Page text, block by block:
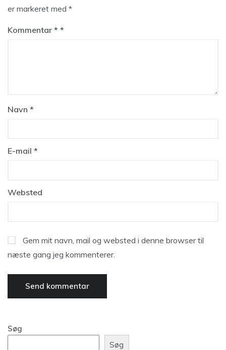
er markeret med *
Kommentar *
Navn *
E-mail *
Websted
Gem mit navn, mail og websted i denne browser til
næste gang jeg kommenterer.
Søg
Søg